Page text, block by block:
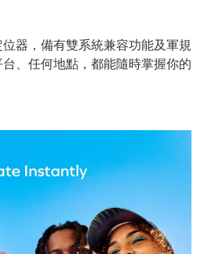
器，備有雙系統兼容功能及軍規
、任何地點，都能隨時掌握你的